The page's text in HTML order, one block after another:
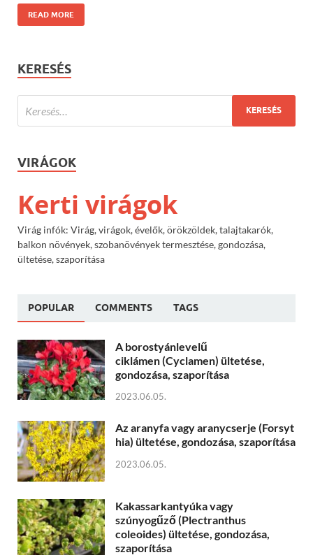
READ MORE
KERESÉS
VIRÁGOK
Kerti virágok
Virág infók: Virág, virágok, évelők, örökzöldek, talajtakarók,
balkon növények, szobanövények termesztése, gondozása,
ültetése, szaporítása
POPULAR COMMENTS TAGS
A borostyánlevelű
ciklámen (Cyclamen) ültetése,
gondozása, szaporítása
2023.06.05.
Az aranyfa vagy aranycserje (Forsyt
hia) ültetése, gondozása, szaporítása
2023.06.05.
Kakassarkantyúka vagy
szúnyogűző (Plectranthus
coleoides) ültetése, gondozása,
szaporítása